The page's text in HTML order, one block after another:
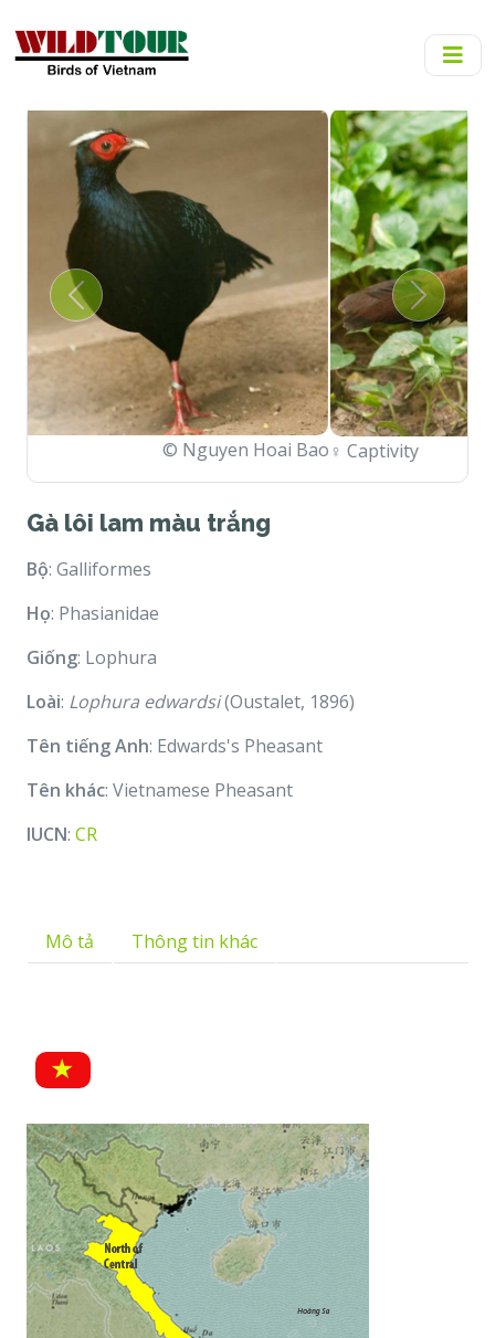
© Nguyen Hoai Bao
Previous Next
Gà lôi lam màu trắng
Bộ: Galliformes
Họ: Phasianidae
Giống: Lophura
Loài: Lophura edwardsi(Oustalet, 1896)
Tên tiếng Anh: Edwards's Pheasant
Tên khác: Vietnamese Pheasant
IUCN: CR
Mô tả Thông tin khác